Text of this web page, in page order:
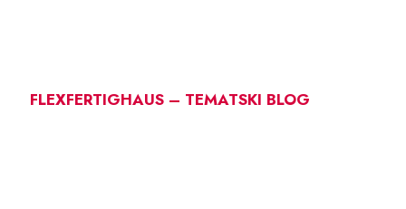
FLEXFERTIGHAUS – TEMATSKI BLOG